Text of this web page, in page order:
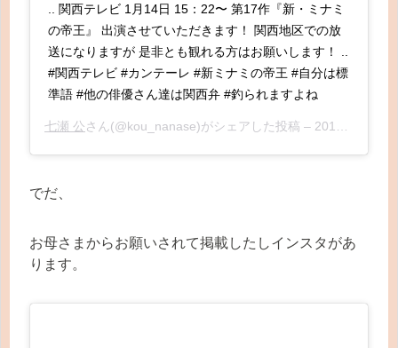
.. 関西テレビ 1月14日 15：22〜 第17作『新・ミナミ
の帝王』 出演させていただきます！ 関西地区での放
送になりますが 是非とも観れる方はお願いします！ ..
#関西テレビ #カンテーレ #新ミナミの帝王 #自分は標
準語 #他の俳優さん達は関西弁 #釣られますよね
七瀬 公さん(@kou_nanase)がシェアした投稿 – 2018年12月月12日午前3時38分PST
でだ、
お母さまからお願いされて掲載したしインスタがあ
ります。